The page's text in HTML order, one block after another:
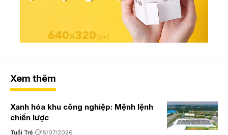
Xem thêm
Xanh hóa khu công nghiệp: Mệnh lệnh
chiến lược
Tuổi Trẻ 15/07/2026